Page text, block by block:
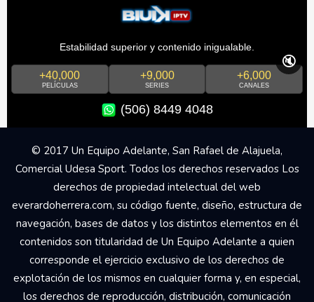
Estabilidad superior y contenido inigualable.
+40,000
PELÍCULAS
+9,000
SERIES
+6,000
CANALES
(506) 8449 4048
🔇
© 2017 Un Equipo Adelante, San Rafael de Alajuela,
Comercial Udesa Sport. Todos los derechos reservados Los
derechos de propiedad intelectual del web
everardoherrera.com, su código fuente, diseño, estructura de
navegación, bases de datos y los distintos elementos en él
contenidos son titularidad de Un Equipo Adelante a quien
corresponde el ejercicio exclusivo de los derechos de
explotación de los mismos en cualquier forma y, en especial,
los derechos de reproducción, distribución, comunicación